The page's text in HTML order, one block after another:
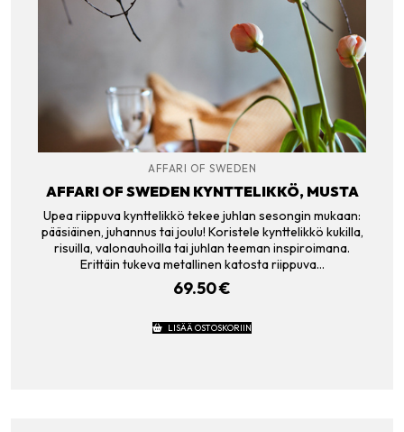
AFFARI OF SWEDEN
AFFARI OF SWEDEN KYNTTELIKKÖ, MUSTA
Upea riippuva kynttelikkö tekee juhlan sesongin mukaan:
pääsiäinen, juhannus tai joulu! Koristele kynttelikkö kukilla,
risuilla, valonauhoilla tai juhlan teeman inspiroimana.
Erittäin tukeva metallinen katosta riippuva…
69.50€
LISÄÄ OSTOSKORIIN